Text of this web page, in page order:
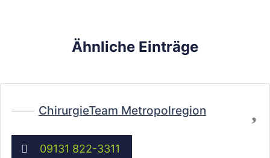
Ähnliche Einträge
ChirurgieTeam Metropolregion
09131 822-3311